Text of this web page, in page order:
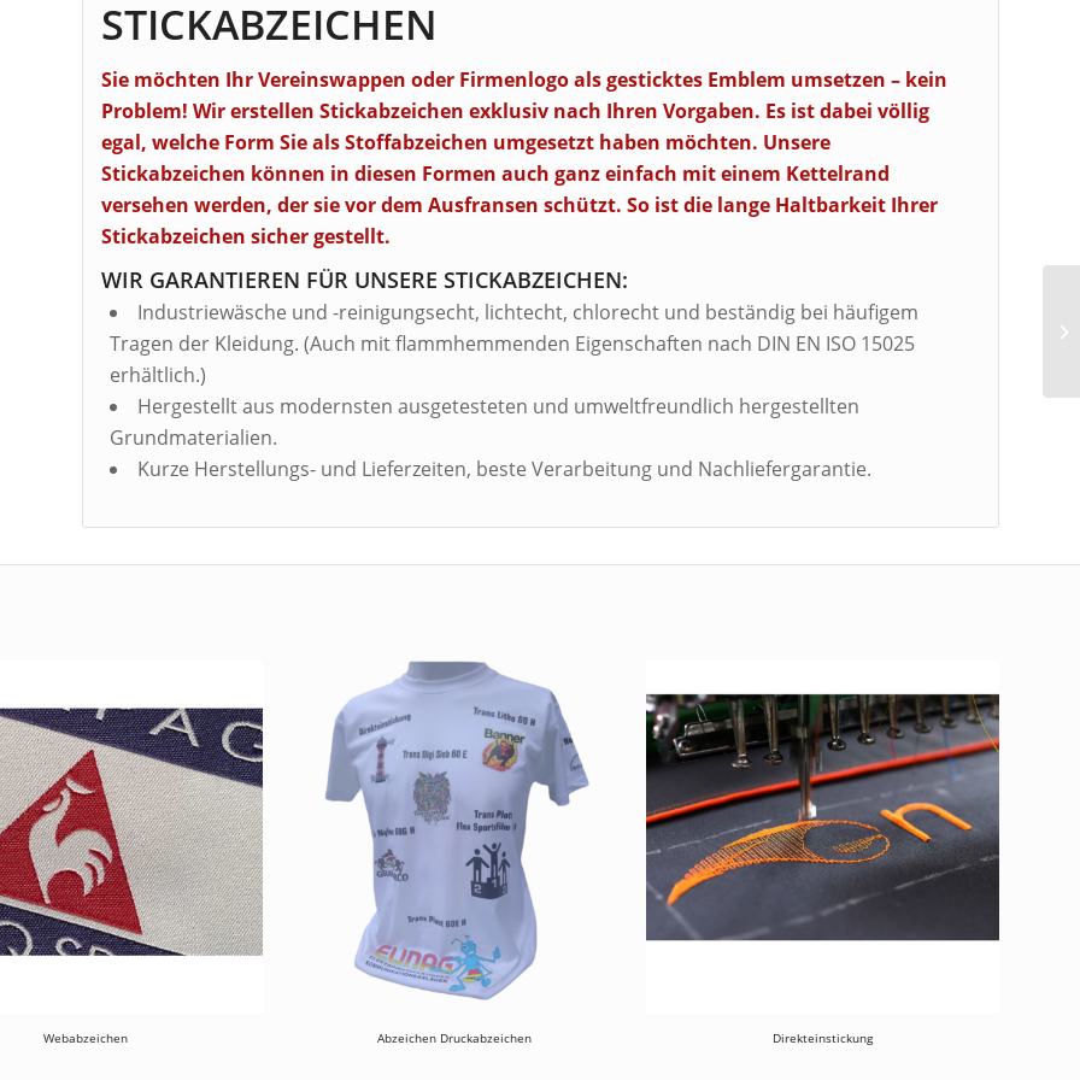
STICKABZEICHEN
Sie möchten Ihr Vereinswappen oder Firmenlogo als gesticktes Emblem umsetzen – kein
Problem! Wir erstellen Stickabzeichen exklusiv nach Ihren Vorgaben. Es ist dabei völlig
egal, welche Form Sie als Stoffabzeichen umgesetzt haben möchten. Unsere
Stickabzeichen können in diesen Formen auch ganz einfach mit einem Kettelrand
versehen werden, der sie vor dem Ausfransen schützt. So ist die lange Haltbarkeit Ihrer
Stickabzeichen sicher gestellt.
WIR GARANTIEREN FÜR UNSERE STICKABZEICHEN:
Industriewäsche und -reinigungsecht, lichtecht, chlorecht und beständig bei häufigem
Tragen der Kleidung. (Auch mit flammhemmenden Eigenschaften nach DIN EN ISO 15025
erhältlich.)
Hergestellt aus modernsten ausgetesteten und umweltfreundlich hergestellten
Grundmaterialien.
Kurze Herstellungs- und Lieferzeiten, beste Verarbeitung und Nachliefergarantie.
Webabzeichen Abzeichen Druckabzeichen Direkteinstickung